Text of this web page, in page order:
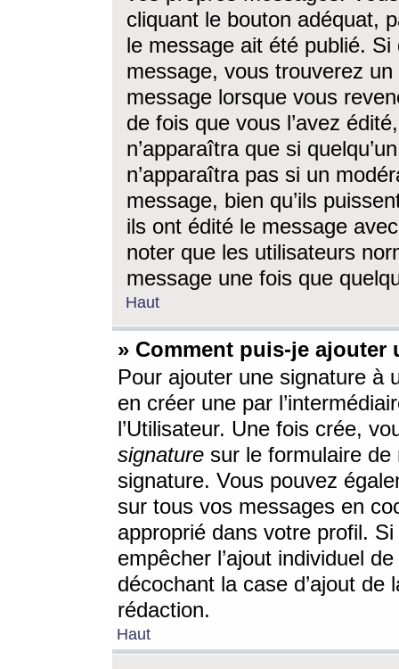
cliquant le bouton adéquat,
le message ait été publié. Si
message, vous trouverez
message lorsque vous
de fois que vous l’avez
n’apparaîtra que si
n’apparaîtra pas si un
message, bien qu’ils
ils ont édité le message
noter que les utilisateurs
message une fois que
Haut
» Comment puis-je ajouter
Pour ajouter une signature à
en créer une par
l’Utilisateur. Une fois crée,
signature sur le formulaire de
signature. Vous pouvez
sur tous vos messages en
approprié dans votre profil.
empêcher l’ajout individuel
décochant la case d’ajout
rédaction.
Haut